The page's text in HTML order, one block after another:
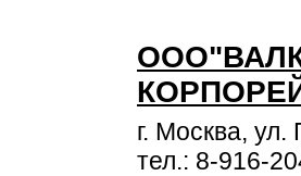
г. Москва,
тел.: 8-916-